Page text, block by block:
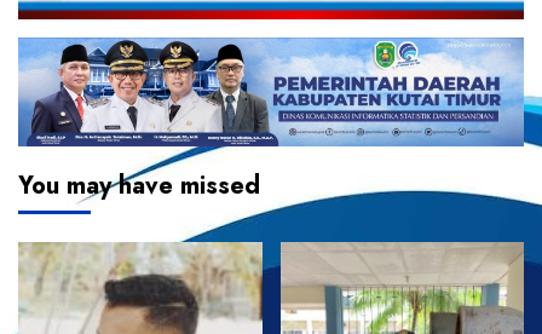
You may have missed